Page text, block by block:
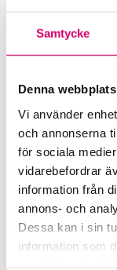
Samtycke
Denna
Vi använder
och annonserna
för sociala
vidarebefordrar
information från
annons- och
Dessa kan i sin
information som
ECIT
Auktoriserad
Skicka e-post
031-309 23 05
Göteborg
Pernilla Derner
Auktoriserad
Göteborg